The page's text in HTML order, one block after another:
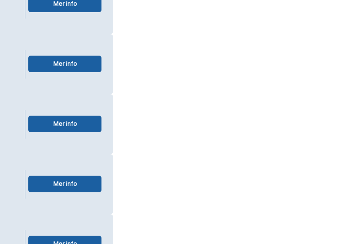
Mer info
Mer info
Mer info
Mer info